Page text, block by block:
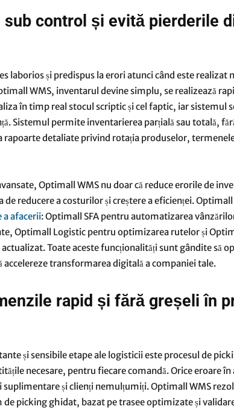
control și evită pierderile
laborios și predispus la erori atunci când este realizat
WMS, inventarul devine simplu, se realizează
în timp real stocul scriptic și cel faptic, iar sistemul
Sistemul permite inventarierea parțială sau totală,
rapoarte detaliate privind rotația produselor,
Optimall WMS nu doar că reduce erorile de
reducere a costurilor și creștere a eficienței. Optimall
a afacerii: Optimall SFA pentru automatizarea
Optimall Logistic pentru optimizarea rutelor și
Toate aceste funcționalități sunt gândite să
accelereze transformarea digitală a companiei tale.
rapid și fără greșeli în
și sensibile etape ale logisticii este procesul de
necesare, pentru fiecare comandă. Orice eroare în
și clienți nemulțumiți. Optimall WMS
picking ghidat, bazat pe trasee optimizate și